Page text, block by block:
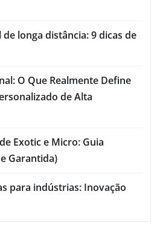
longa distância: 9 dicas de
O Que Realmente Define
de Alta
Exotic e Micro: Guia
Garantida)
para indústrias: Inovação